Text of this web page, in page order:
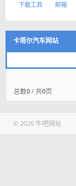
下载工具
邮箱
卡塔尔汽车网站
总数0/ 共0页
© 2026 牛吧网址